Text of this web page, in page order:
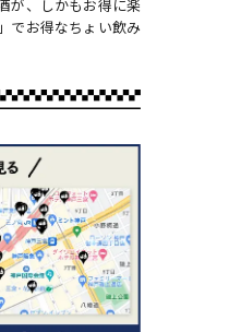
が、しかもお得に楽
でお得なちょい飲み